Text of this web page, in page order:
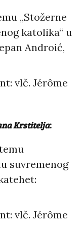
„Stožerne
katolika“ u
Androić,
vlč. Jérôme
Krstitelja:
suvremenog
vlč. Jérôme